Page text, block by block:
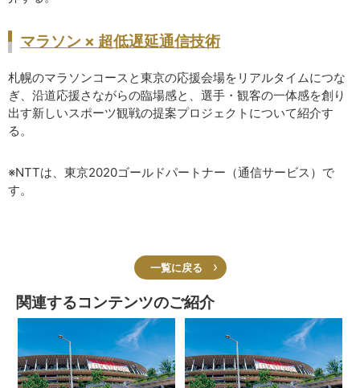
マラソン × 超低遅延通信技術
札幌のマラソンコースと東京の応援会場をリアルタイムにつな
ぎ、沿道応援さながらの臨場感と、選手・観客の一体感を創り
出す新しいスポーツ観戦の提案プロジェクトについて紹介す
る。
※NTTは、東京2020ゴールドパートナー（通信サービス）で
す。
一覧に戻る
関連するコンテンツのご紹介